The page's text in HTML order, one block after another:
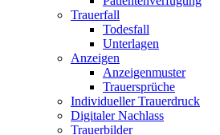
Trauerfall
Todesfall
Unterlagen
Anzeigen
Anzeigenmuster
Trauersprüche
Individueller Trauerdruck
Digitaler Nachlass
Trauerbilder